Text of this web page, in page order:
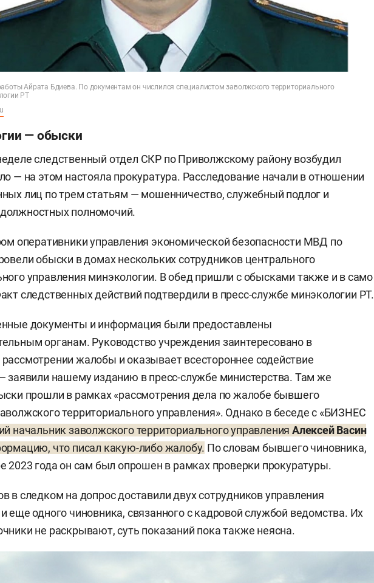
Айрата Бдиева. По документам он числился специалистом заволжского территориального
РТ
— обыски
следственный отдел СКР по Приволжскому району возбудил
— на этом настояла прокуратура. Расследование начали в отношении
лиц по трем статьям — мошенничество, служебный подлог и
полномочий.
оперативники управления экономической безопасности МВД по
обыски в домах нескольких сотрудников центрального
управления минэкологии. В обед пришли с обысками также и в само
следственных действий подтвердили в пресс-службе минэкологии РТ.
документы и информация были предоставлены
органам. Руководство учреждения заинтересовано в
жалобы и оказывает всестороннее содействие
заявили нашему изданию в пресс-службе министерства. Там же
прошли в рамках «рассмотрения дела по жалобе бывшего
территориального управления». Однако в беседе с «БИЗНЕС
начальник заволжского территориального управленияАлексей Васин
что писал какую-либо жалобу. По словам бывшего чиновника,
2023 года он сам был опрошен в рамках проверки прокуратуры.
в следком на допрос доставили двух сотрудников управления
еще одного чиновника, связанного с кадровой службой ведомства. Их
не раскрывают, суть показаний пока также неясна.